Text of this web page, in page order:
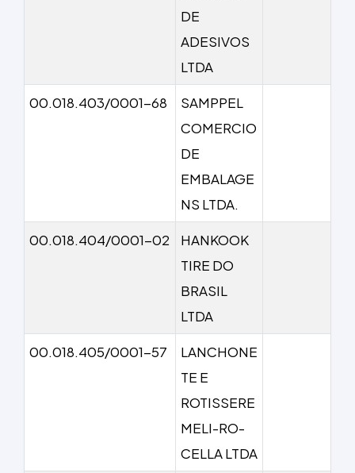
DE
ADESIVOS
LTDA
00.018.403/0001-68
SAMPPEL
COMERCIO
DE
EMBALAGE
NS LTDA.
00.018.404/0001-02
HANKOOK
TIRE DO
BRASIL
LTDA
00.018.405/0001-57
LANCHONE
TE E
ROTISSERE
MELI-RO-
CELLA LTDA